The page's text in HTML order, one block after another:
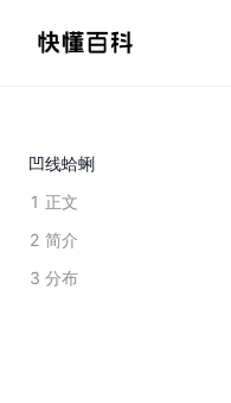
凹线蛤蜊
1 正文
2 简介
3 分布